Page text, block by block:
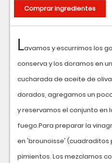
Lavamos y escurrimos los
conserva y los doramos en
cucharada de aceite de oliva
dorados, agregamos un
y reservamos el conjunto en
fuego.Para preparar la
en 'brounoisse' (cuadraditos
pimientos. Los mezclamos
Comprar ingredientes